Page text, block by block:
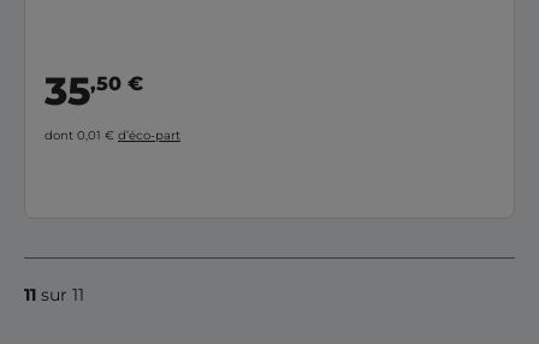
35,50 €
dont 0,01 € d’éco-part
11 sur 11